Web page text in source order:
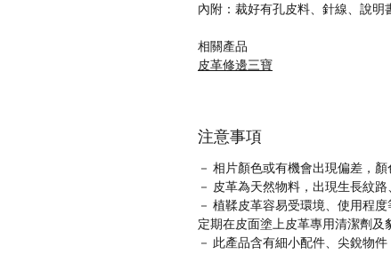
內附：裁好有孔皮料、針線、說明
相關產品
皮革修邊三寶
注意事項
－ 相片顏色或有機會出現偏差，顏
－ 皮革為天然物料，出現生長紋
－ 植鞣皮革容易受環境、使用程
定期在皮面塗上皮革專用清潔劑及
－ 此產品含有細小配件、尖銳物